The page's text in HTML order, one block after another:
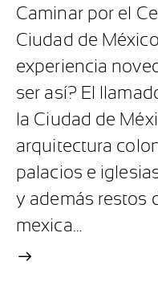
Caminar por el
Ciudad de
experiencia
ser así? El
la Ciudad de
arquitectura
palacios e
y además restos
mexica…